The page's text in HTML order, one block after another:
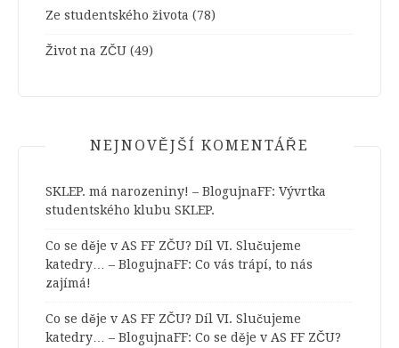
Ze studentského života (78)
Život na ZČU (49)
NEJNOVĚJŠÍ KOMENTÁŘE
SKLEP. má narozeniny! – BlogujnaFF: Vývrtka
studentského klubu SKLEP.
Co se děje v AS FF ZČU? Díl VI. Slučujeme
katedry… – BlogujnaFF: Co vás trápí, to nás
zajímá!
Co se děje v AS FF ZČU? Díl VI. Slučujeme
katedry… – BlogujnaFF: Co se děje v AS FF ZČU?